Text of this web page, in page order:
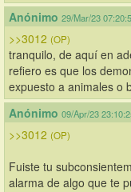
Anónimo 29/Mar/23
>>3012 (OP)
tranquilo, de aquí en
refiero es que los
expuesto a animales o
Anónimo 09/Apr/23
>>3012 (OP)
Fuiste tu
alarma de algo que te